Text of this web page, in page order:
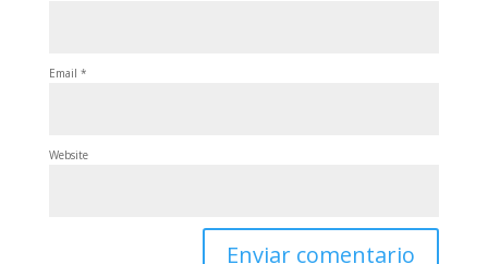
Email *
Website